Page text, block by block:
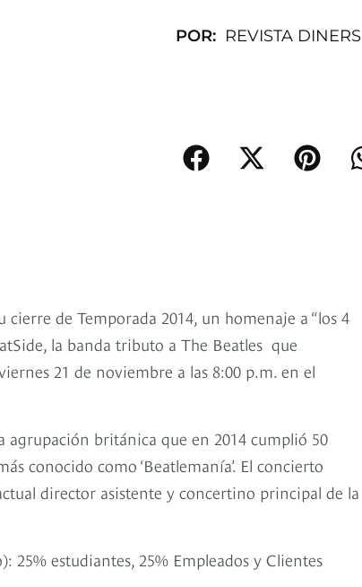
POR: REVISTA DINERS
de Temporada 2014, un homenaje a “los 4
la banda tributo a The Beatles que
21 de noviembre a las 8:00 p.m. en el
agrupación británica que en 2014 cumplió 50
conocido como ‘Beatlemanía’. El concierto
director asistente y concertino principal de la
25% estudiantes, 25% Empleados y Clientes